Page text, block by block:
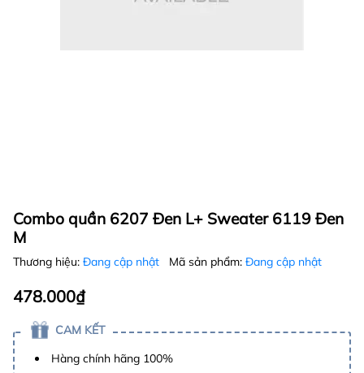
Combo quần 6207 Đen L+ Sweater 6119 Đen
M
Thương hiệu: Đang cập nhật Mã sản phẩm: Đang cập nhật
478.000₫
CAM KẾT
Hàng chính hãng 100%